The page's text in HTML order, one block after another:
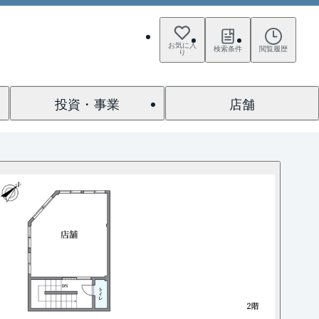
お気に入
り 検索条件 閲覧履歴
投資・事業 店舗